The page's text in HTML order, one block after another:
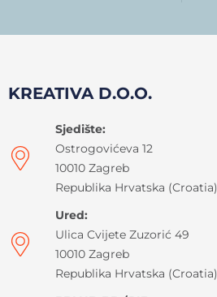
KREATIVA D.O.O.
Sjedište:
Ostrogovićeva 12
10010 Zagreb
Republika Hrvatska (Croatia)
Ured:
Ulica Cvijete Zuzorić 49
10010 Zagreb
Republika Hrvatska (Croatia)